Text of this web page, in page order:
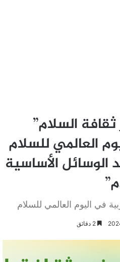
السلام”
العالمي للسلام
الوسائل الأساسية
في اليوم العالمي للسلام